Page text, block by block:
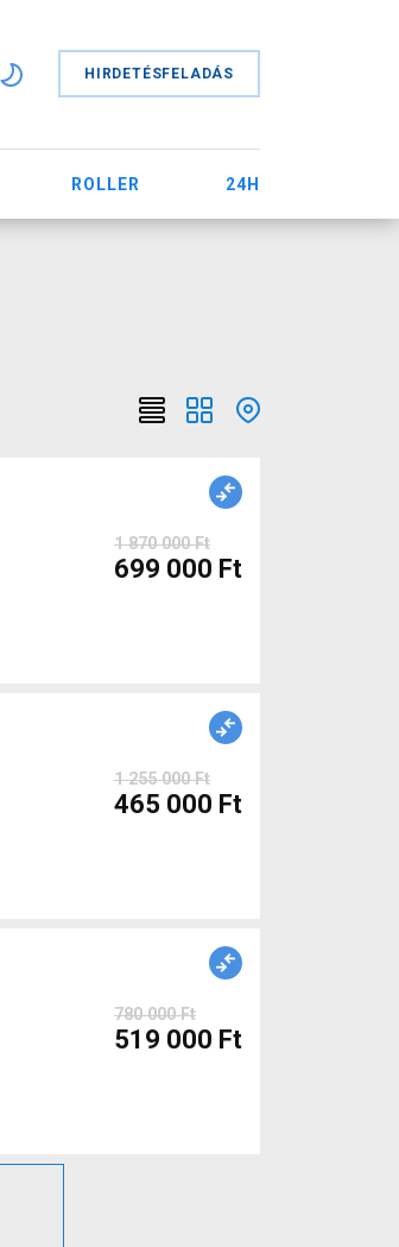
HIRDETÉSFELADÁS
ROLLER 24H
1 870 000 Ft
699 000 Ft
1 255 000 Ft
465 000 Ft
780 000 Ft
519 000 Ft